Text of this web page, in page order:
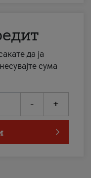
да ја
сума
- +